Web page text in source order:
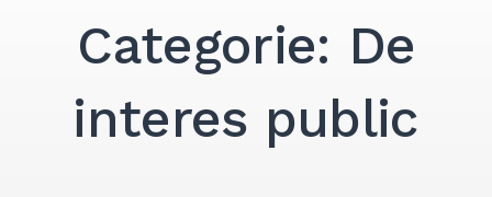
Categorie: De
interes public